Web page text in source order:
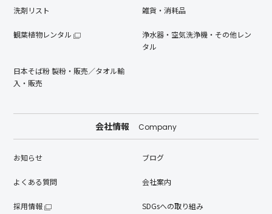
洗剤リスト 雑貨・消耗品
観葉植物レンタル
浄水器・空気洗浄機・その他レン
タル
日本そば粉 製粉・販売／タオル輸
入・販売
会社情報 Company
お知らせ ブログ
よくある質問 会社案内
採用情報 SDGsへの取り組み